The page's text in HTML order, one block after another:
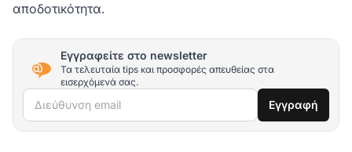
αποδοτικότητα.
Εγγραφείτε στο newsletter
Τα τελευταία tips και προσφορές απευθείας στα
εισερχόμενά σας.
Διεύθυνση email Εγγραφή